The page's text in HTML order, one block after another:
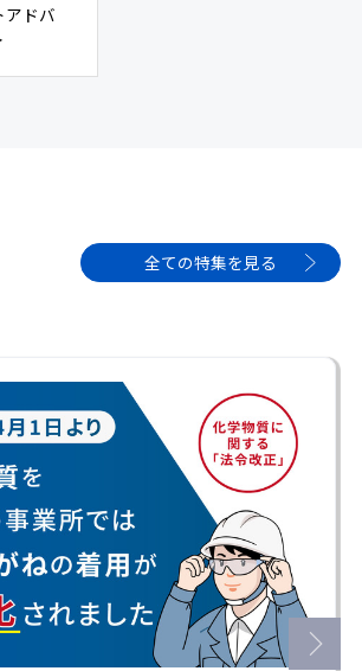
アドバ
全ての特集を見る